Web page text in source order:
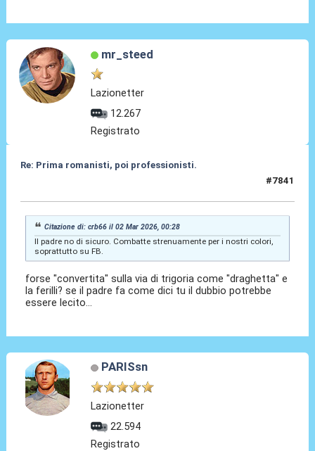
mr_steed
Lazionetter
12.267
Registrato
Re: Prima romanisti, poi professionisti.
#7841
Citazione di: crb66 il 02 Mar 2026, 00:28
Il padre no di sicuro. Combatte strenuamente per i nostri colori,
soprattutto su FB.
forse "convertita" sulla via di trigoria come "draghetta" e
la ferilli? se il padre fa come dici tu il dubbio potrebbe
essere lecito...
PARISsn
Lazionetter
22.594
Registrato